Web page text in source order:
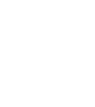
pequeña empresa
y únicamente
Nuestras ofertas
bajo licencia
personas
para consumidores
domésticos